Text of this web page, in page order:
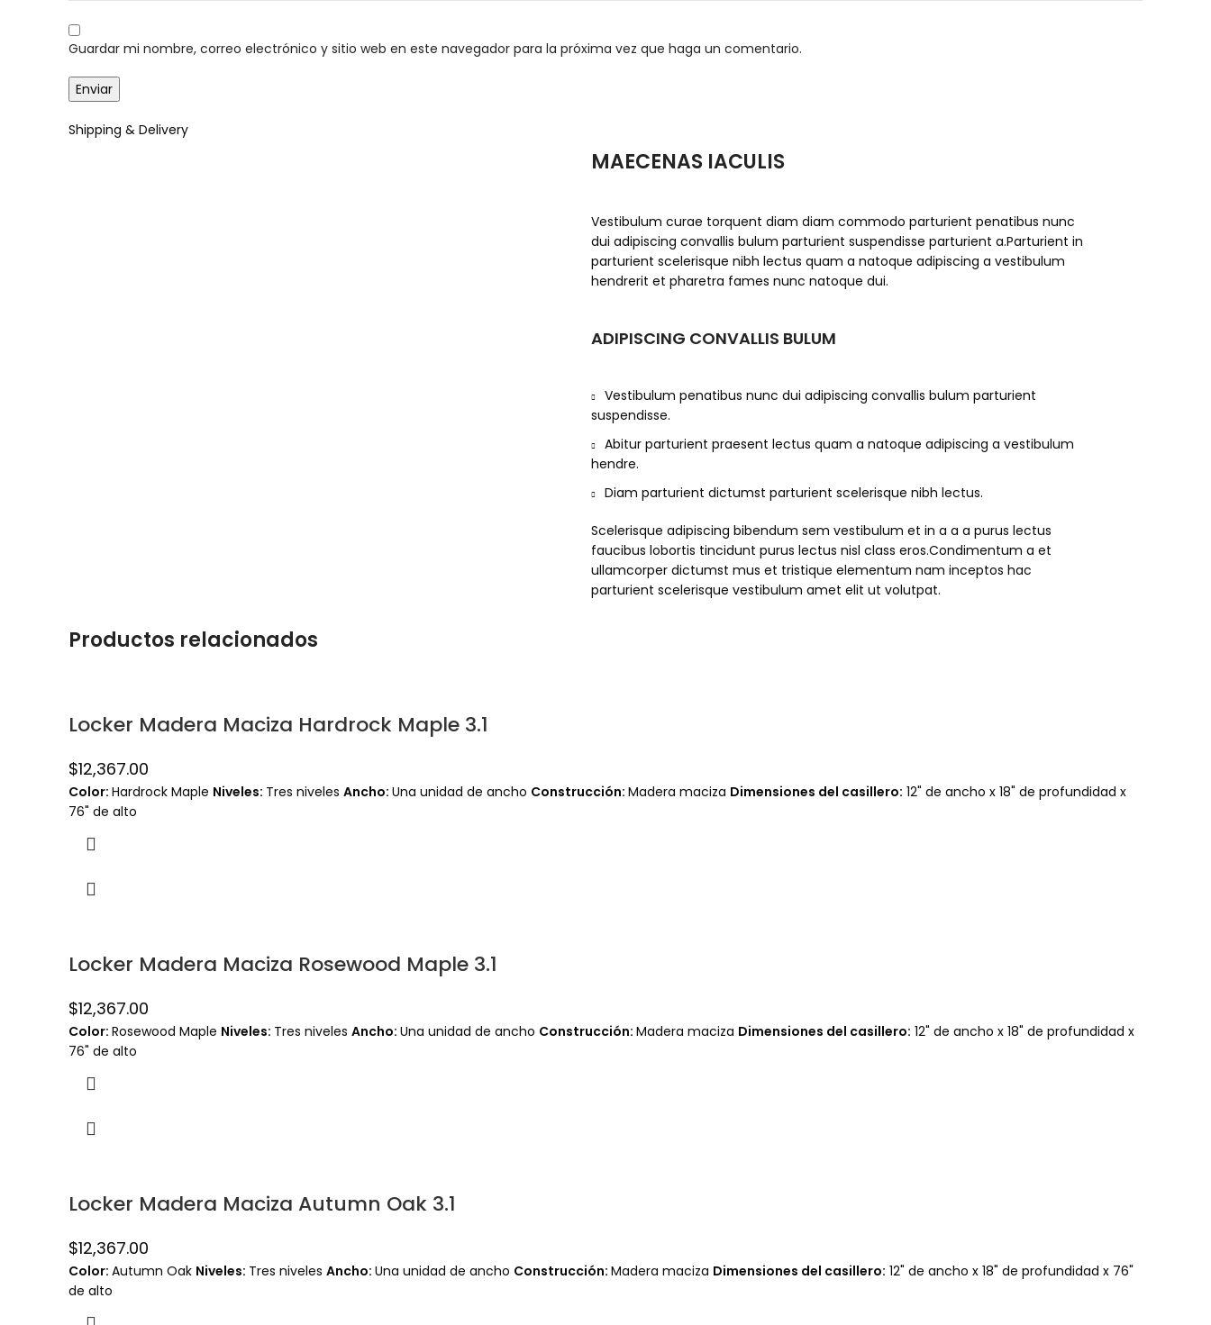
Guardar mi nombre, correo electrónico y sitio web en este navegador para la próxima vez que haga un comentario.
Shipping & Delivery
MAECENAS IACULIS
Vestibulum curae torquent diam diam commodo parturient penatibus nunc
dui adipiscing convallis bulum parturient suspendisse parturient a.Parturient in
parturient scelerisque nibh lectus quam a natoque adipiscing a vestibulum
hendrerit et pharetra fames nunc natoque dui.
ADIPISCING CONVALLIS BULUM
Vestibulum penatibus nunc dui adipiscing convallis bulum parturient
suspendisse.
Abitur parturient praesent lectus quam a natoque adipiscing a vestibulum
hendre.
Diam parturient dictumst parturient scelerisque nibh lectus.
Scelerisque adipiscing bibendum sem vestibulum et in a a a purus lectus
faucibus lobortis tincidunt purus lectus nisl class eros.Condimentum a et
ullamcorper dictumst mus et tristique elementum nam inceptos hac
parturient scelerisque vestibulum amet elit ut volutpat.
Productos relacionados
Locker Madera Maciza Hardrock Maple 3.1
$12,367.00
Color: Hardrock Maple Niveles: Tres niveles Ancho: Una unidad de ancho Construcción: Madera maciza Dimensiones del casillero: 12" de ancho x 18" de profundidad x
76" de alto
Locker Madera Maciza Rosewood Maple 3.1
$12,367.00
Color: Rosewood Maple Niveles: Tres niveles Ancho: Una unidad de ancho Construcción: Madera maciza Dimensiones del casillero: 12" de ancho x 18" de profundidad x
76" de alto
Locker Madera Maciza Autumn Oak 3.1
$12,367.00
Color: Autumn Oak Niveles: Tres niveles Ancho: Una unidad de ancho Construcción: Madera maciza Dimensiones del casillero: 12" de ancho x 18" de profundidad x 76"
de alto